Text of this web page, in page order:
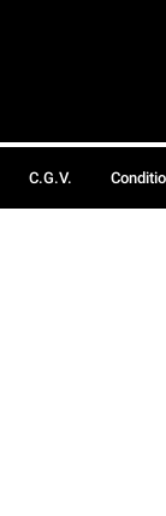
C.G.V.